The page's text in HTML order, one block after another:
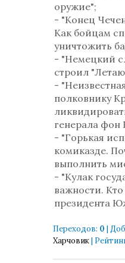
оружие";
- "Конец
Как бойцам
уничтожить
- "Немецкий
строил
-
полковнику
генерала фон
- "Горькая
комиказде.
выполнить
- "Кулак
важности.
президента
Переходов: 0 |
Харчовик|